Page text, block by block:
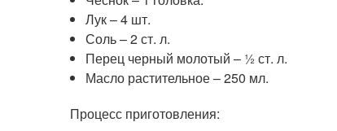
Лук – 4 шт.
Соль – 2 ст. л.
Перец черный молотый – ½ ст. л.
Масло растительное – 250 мл.
Процесс приготовления: